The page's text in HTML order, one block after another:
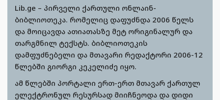
Lib.ge – პირველი ქართული ონლაინ-
ბიბლიოთეკა. რომელიც დაფუძნდა 2006 წელს
და მოიცავდა ათიათასზე მეტ ორიგინალურ და
თარგმნილ ტექსტს. ბიბლიოთეკის
დამფუძნებელი და მთავარი რედაქტორი 2006-12
წლებში გიორგი კეკელიძე იყო.
ამ წლებში პორტალი ერთ-ერთ მთავარ ქართულ
ელექტრონულ რესურსად მიიჩნეოდა და დიდი